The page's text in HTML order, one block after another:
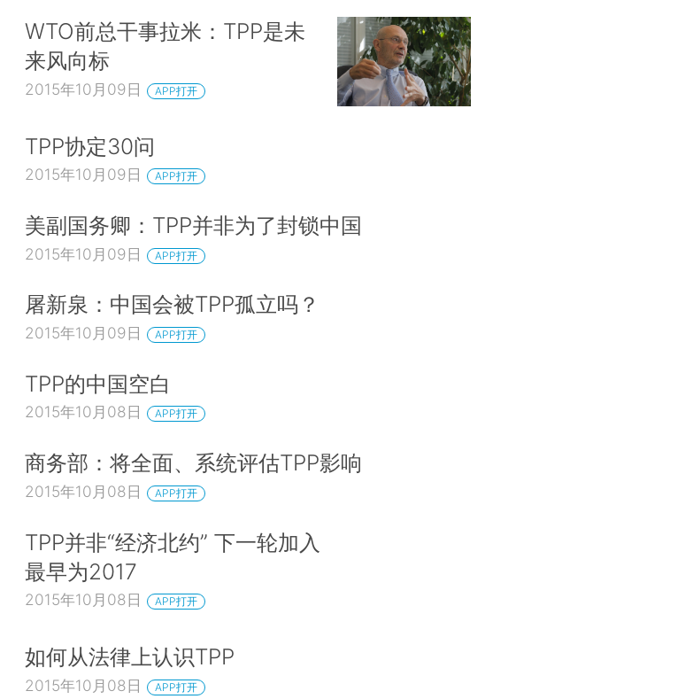
WTO前总干事拉米：TPP是未
来风向标
2015年10月09日 APP打开
TPP协定30问
2015年10月09日 APP打开
美副国务卿：TPP并非为了封锁中国
2015年10月09日 APP打开
屠新泉：中国会被TPP孤立吗？
2015年10月09日 APP打开
TPP的中国空白
2015年10月08日 APP打开
商务部：将全面、系统评估TPP影响
2015年10月08日 APP打开
TPP并非“经济北约” 下一轮加入
最早为2017
2015年10月08日 APP打开
如何从法律上认识TPP
2015年10月08日 APP打开